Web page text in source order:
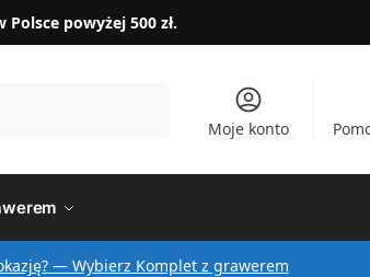
powyżej 500 zł.
Moje konto
— Wybierz Komplet z grawerem